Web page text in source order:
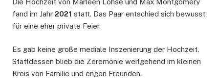
Die Hochzeit von Marleen Lohse und Max Montgomery
fand im Jahr 2021 statt. Das Paar entschied sich bewusst
für eine eher private Feier.
Es gab keine große mediale Inszenierung der Hochzeit.
Stattdessen blieb die Zeremonie weitgehend im kleinen
Kreis von Familie und engen Freunden.